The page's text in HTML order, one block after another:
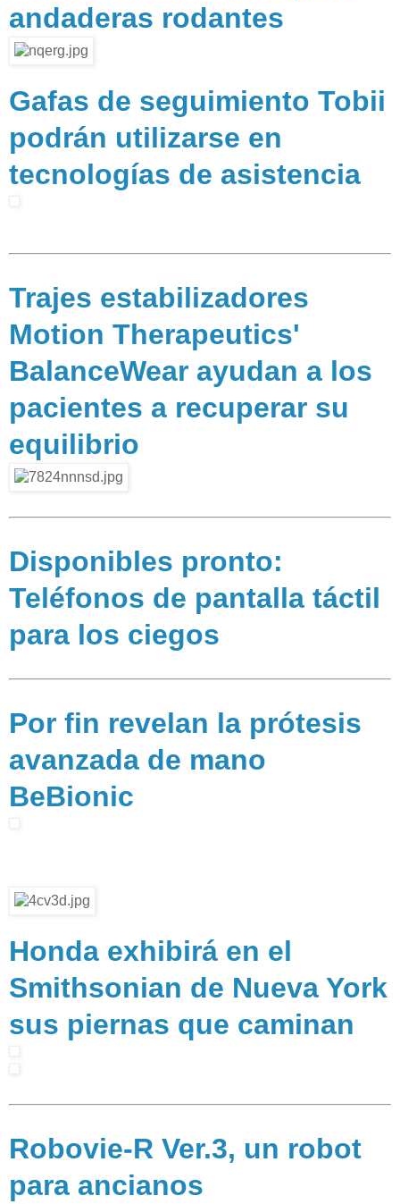
andaderas rodantes
Gafas de seguimiento Tobii
podrán utilizarse en
tecnologías de asistencia
Trajes estabilizadores
Motion Therapeutics'
BalanceWear ayudan a los
pacientes a recuperar su
equilibrio
Disponibles pronto:
Teléfonos de pantalla táctil
para los ciegos
Por fin revelan la prótesis
avanzada de mano
BeBionic
Honda exhibirá en el
Smithsonian de Nueva York
sus piernas que caminan
Robovie-R Ver.3, un robot
para ancianos